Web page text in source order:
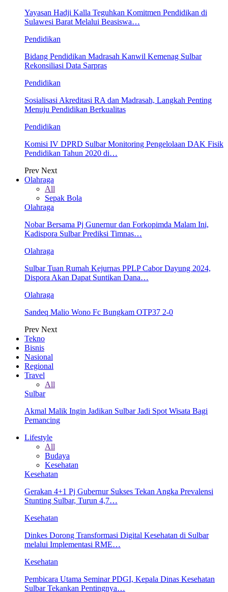
Yayasan Hadji Kalla Teguhkan Komitmen Pendidikan di
Sulawesi Barat Melalui Beasiswa…
Pendidikan
Bidang Pendidikan Madrasah Kanwil Kemenag Sulbar
Rekonsiliasi Data Sarpras
Pendidikan
Sosialisasi Akreditasi RA dan Madrasah, Langkah Penting
Menuju Pendidikan Berkualitas
Pendidikan
Komisi IV DPRD Sulbar Monitoring Pengelolaan DAK Fisik
Pendidikan Tahun 2020 di…
Prev Next
Olahraga
All
Sepak Bola
Olahraga
Nobar Bersama Pj Gunernur dan Forkopimda Malam Ini,
Kadispora Sulbar Prediksi Timnas…
Olahraga
Sulbar Tuan Rumah Kejurnas PPLP Cabor Dayung 2024,
Dispora Akan Dapat Suntikan Dana…
Olahraga
Sandeq Malio Wono Fc Bungkam OTP37 2-0
Prev Next
Tekno
Bisnis
Nasional
Regional
Travel
All
Sulbar
Akmal Malik Ingin Jadikan Sulbar Jadi Spot Wisata Bagi
Pemancing
Lifestyle
All
Budaya
Kesehatan
Kesehatan
Gerakan 4+1 Pj Gubernur Sukses Tekan Angka Prevalensi
Stunting Sulbar, Turun 4,7…
Kesehatan
Dinkes Dorong Transformasi Digital Kesehatan di Sulbar
melalui Implementasi RME…
Kesehatan
Pembicara Utama Seminar PDGI, Kepala Dinas Kesehatan
Sulbar Tekankan Pentingnya…